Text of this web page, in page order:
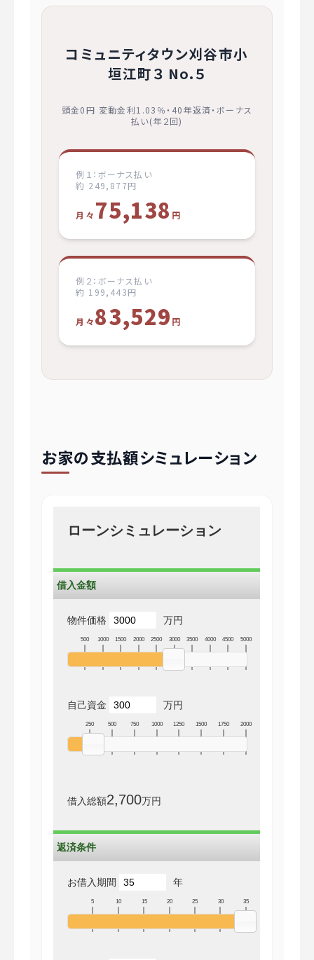
コミュニティタウン刈谷市小
垣江町３ No.５
頭金0円 変動金利1.03％・40年返済・ボーナス
払い(年２回)
例１：ボーナス払い
約 249,877円
月々 75,138 円
例２：ボーナス払い
約 199,443円
月々83,529 円
お家の支払額シミュレーション